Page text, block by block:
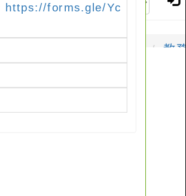
https://forms.gle/Yc